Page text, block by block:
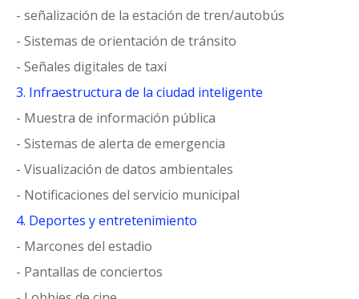
- señalización de la estación de tren/autobús
- Sistemas de orientación de tránsito
- Señales digitales de taxi
3. Infraestructura de la ciudad inteligente
- Muestra de información pública
- Sistemas de alerta de emergencia
- Visualización de datos ambientales
- Notificaciones del servicio municipal
4. Deportes y entretenimiento
- Marcones del estadio
- Pantallas de conciertos